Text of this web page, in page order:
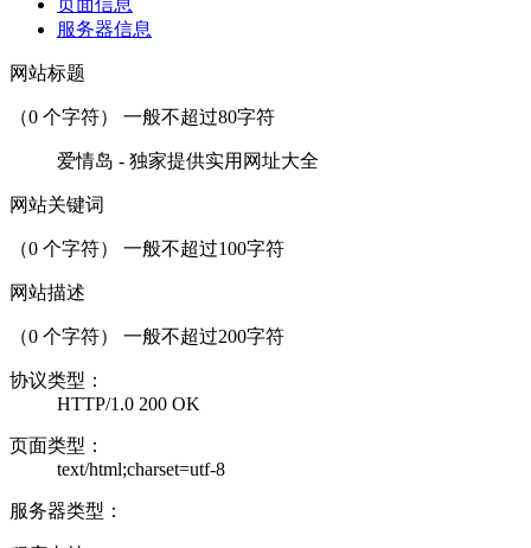
服务器信息
网站标题
（0 个字符） 一般不超过80字符
爱情岛 - 独家提供实用网址大全
网站关键词
（0 个字符） 一般不超过100字符
网站描述
（0 个字符） 一般不超过200字符
协议类型：
HTTP/1.0 200 OK
页面类型：
text/html;charset=utf-8
服务器类型：